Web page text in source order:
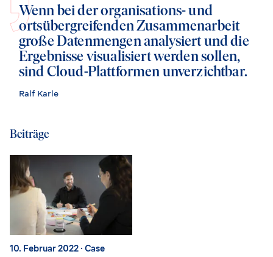
Wenn bei der organisations- und
ortsübergreifenden Zusammenarbeit
große Datenmengen analysiert und die
Ergebnisse visualisiert werden sollen,
sind Cloud-Plattformen unverzichtbar.
Ralf Karle
Beiträge
10. Februar 2022· Case